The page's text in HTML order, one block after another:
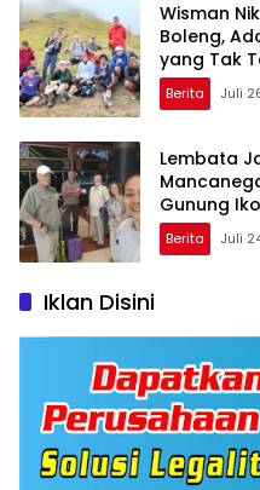
Wisman
Boleng,
yang Tak
Berita Juli
Lembata
Gunung
Berita Juli
Iklan Disini